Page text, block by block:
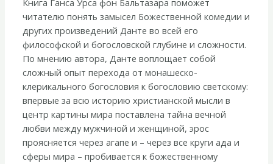
читателю понять замысел Божественной комедии и
других произведений Данте во всей его
философской и богословской глубине и сложности.
По мнению автора, Данте воплощает собой
сложный опыт перехода от монашеско-
клерикального богословия к богословию светскому:
впервые за всю историю христианской мысли в
центр картины мира поставлена тайна вечной
любви между мужчиной и женщиной, эрос
проясняется через агапе и – через все круги ада и
сферы мира – пробивается к божественному